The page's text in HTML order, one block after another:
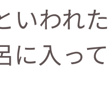
いわれ
に入っ